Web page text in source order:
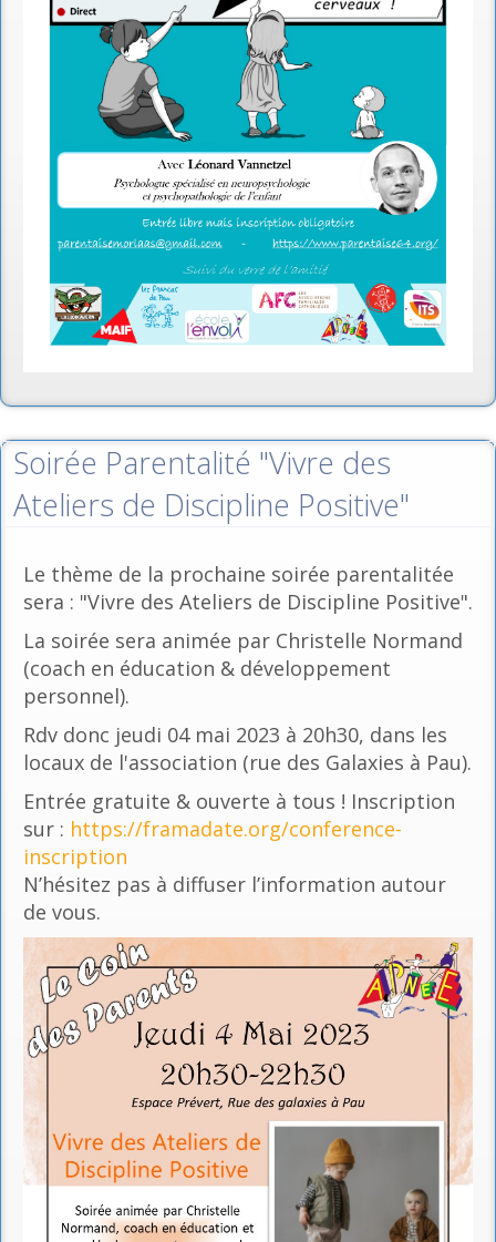
Soirée Parentalité "Vivre des
Ateliers de Discipline Positive"
Le thème de la prochaine soirée parentalitée
sera : "Vivre des Ateliers de Discipline Positive".
La soirée sera animée par Christelle Normand
(coach en éducation & développement
personnel).
Rdv donc jeudi 04 mai 2023 à 20h30, dans les
locaux de l'association (rue des Galaxies à Pau).
Entrée gratuite & ouverte à tous ! Inscription
sur : https://framadate.org/conference-
inscription
N’hésitez pas à diffuser l’information autour
de vous.